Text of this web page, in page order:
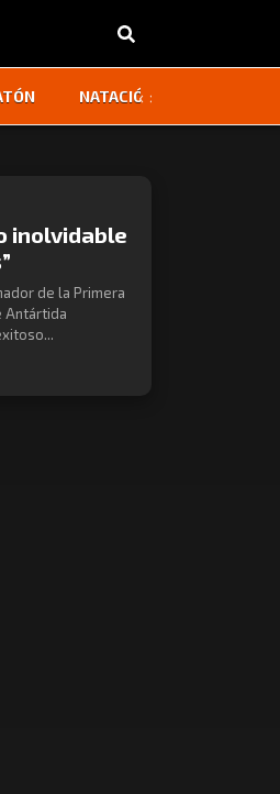
NATACIÓN
‹ ›
inolvidable
de la Primera
Antártida